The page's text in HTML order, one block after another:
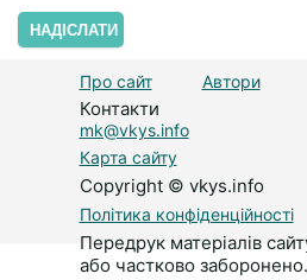
НАДІСЛАТИ
Про сайт Автори
Контакти
mk@vkys.info
Карта сайту
Copyright © vkys.info
Політика конфіденційності
Передрук матеріалів
або частково заборонено.